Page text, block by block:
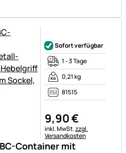
Container mit
Sofort verfügbar
1 - 3 Tage
0,21 kg
81515
9,90€
Steuerhinweis:
inkl. MwSt.zzgl.
Versandkosten